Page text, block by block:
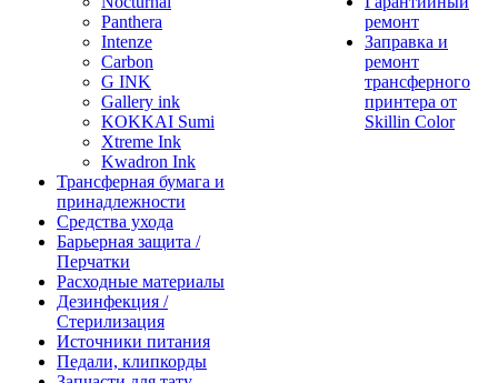
Panthera
Intenze
Carbon
G INK
Gallery ink
KOKKAI Sumi
Xtreme Ink
Kwadron Ink
Трансферная бумага и
принадлежности
Средства ухода
Барьерная защита /
Перчатки
Расходные материалы
Дезинфекция /
Стерилизация
Источники питания
Педали, клипкорды
ремонт
Заправка и
ремонт
трансферного
принтера от
Skillin Color